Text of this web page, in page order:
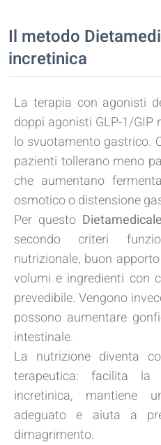
Il metodo
incretinica
La terapia con agonisti
doppi agonisti GLP-1/GIP
lo svuotamento gastrico.
pazienti tollerano meno
che aumentano
osmotico o distensione
Per questo Dietamedicale
secondo criteri
nutrizionale, buon
volumi e ingredienti con
prevedibile. Vengono
possono aumentare
intestinale.
La nutrizione diventa
terapeutica: facilita la
incretinica, mantiene
adeguato e aiuta a
dimagrimento.